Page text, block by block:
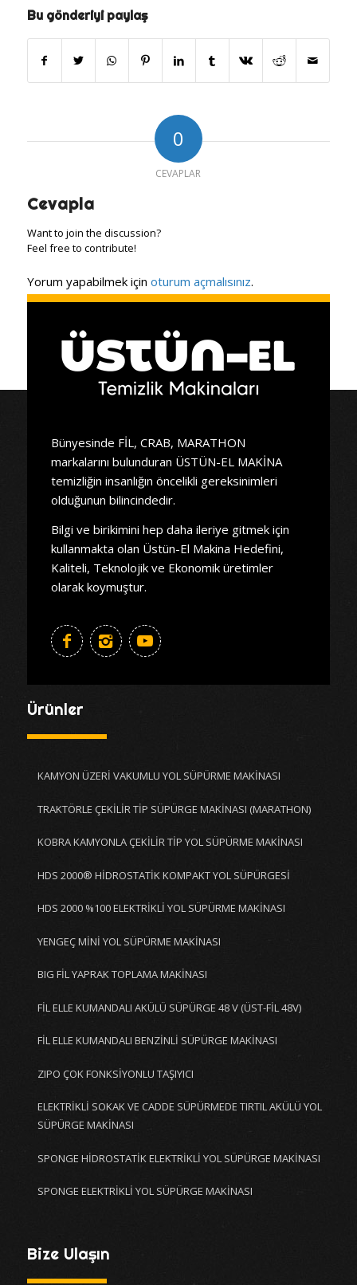
Bu gönderiyi paylaş
0
CEVAPLAR
Cevapla
Want to join the discussion?
Feel free to contribute!
Yorum yapabilmek için oturum açmalısınız.
Bünyesinde FİL, CRAB, MARATHON
markalarını bulunduran ÜSTÜN-EL MAKİNA
temizliğin insanlığın öncelikli gereksinimleri
olduğunun bilincindedir.
Bilgi ve birikimini hep daha ileriye gitmek için
kullanmakta olan Üstün-El Makina Hedefini,
Kaliteli, Teknolojik ve Ekonomik üretimler
olarak koymuştur.
Ürünler
KAMYON ÜZERİ VAKUMLU YOL SÜPÜRME MAKİNASI
TRAKTÖRLE ÇEKİLİR TİP SÜPÜRGE MAKİNASI (MARATHON)
KOBRA KAMYONLA ÇEKİLİR TİP YOL SÜPÜRME MAKİNASI
HDS 2000® HİDROSTATİK KOMPAKT YOL SÜPÜRGESİ
HDS 2000 %100 ELEKTRİKLİ YOL SÜPÜRME MAKİNASI
YENGEÇ MİNİ YOL SÜPÜRME MAKİNASI
BIG FİL YAPRAK TOPLAMA MAKİNASI
FİL ELLE KUMANDALI AKÜLÜ SÜPÜRGE 48 V (ÜST-FİL 48V)
FİL ELLE KUMANDALI BENZİNLİ SÜPÜRGE MAKİNASI
ZIPO ÇOK FONKSİYONLU TAŞIYICI
ELEKTRİKLİ SOKAK VE CADDE SÜPÜRMEDE TIRTIL AKÜLÜ YOL
SÜPÜRGE MAKİNASI
SPONGE HİDROSTATİK ELEKTRİKLİ YOL SÜPÜRGE MAKİNASI
SPONGE ELEKTRİKLİ YOL SÜPÜRGE MAKİNASI
Bize Ulaşın